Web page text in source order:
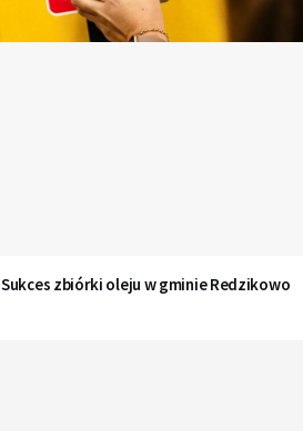
Sukces zbiórki oleju w gminie Redzikowo